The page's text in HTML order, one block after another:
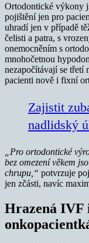
Ortodontické výkony
pojištění jen pro
uhradí jen v případě
čelisti a patra, s
onemocněním s
mnohočetnou
nezapočítávají se třetí
pacienti nově i fixní
Zajistit
nadlidský
„Pro ortodontické
bez omezení věkem
chrupu,“ potvrzuje
jen zčásti, navíc
Hrazená IVF